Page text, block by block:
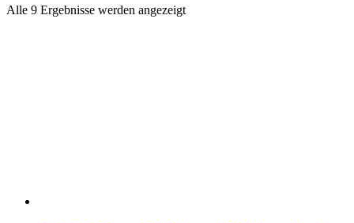
Alle 9 Ergebnisse werden angezeigt